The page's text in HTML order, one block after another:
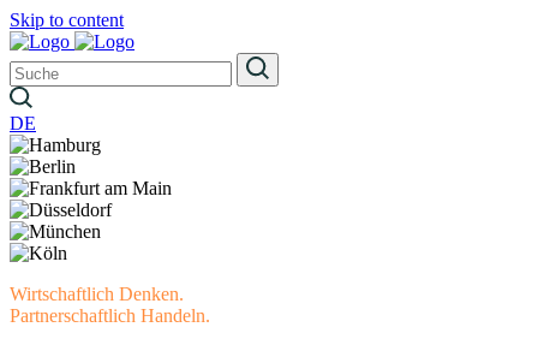
Skip to content
DE
Wirtschaftlich Denken.
Partnerschaftlich Handeln.